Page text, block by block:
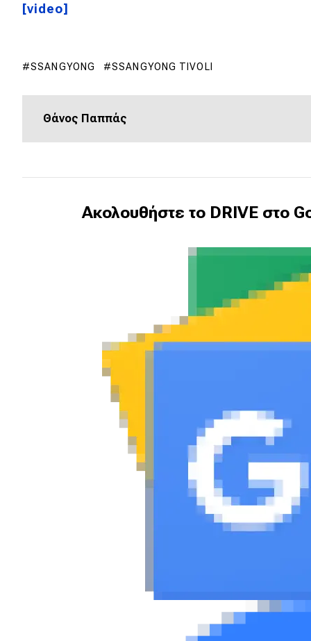
Συμβουλές
Οδική βοήθεια
eDRIVE
[video]
SSANGYONG SSANGYONG TIVOLI
Θάνος Παππάς
Ακολουθήστε το DRIVE στο